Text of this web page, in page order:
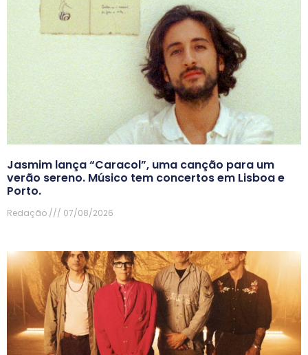
Jasmim lança “Caracol”, uma canção para um
verão sereno. Músico tem concertos em Lisboa e
Porto.
Redação 07/08/2026